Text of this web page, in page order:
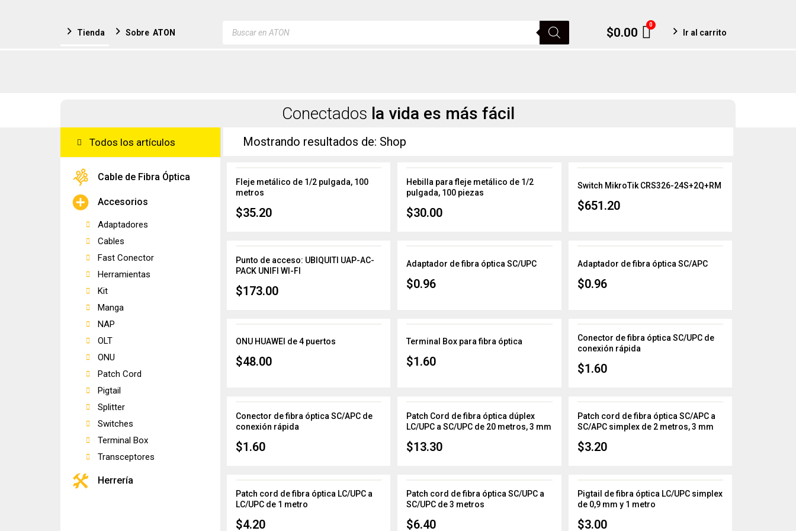
Tienda SobreATON
de
$0.00
0Cart Ir al carrito
Conectados la vida es más fácil
Todos los artículos
Cable de Fibra Óptica
Accesorios
Adaptadores
Cables
Fast Conector
Herramientas
Kit
Manga
NAP
OLT
ONU
Patch Cord
Pigtail
Splitter
Switches
Terminal Box
Transceptores
Herrería
Mostrando resultados de: Shop
Fleje metálico de 1/2 pulgada, 100
metros
$35.20
Hebilla para fleje metálico de 1/2
pulgada, 100 piezas
$30.00
Switch MikroTik CRS326-24S+2Q+RM
$651.20
Punto de acceso: UBIQUITI UAP-AC-
PACK UNIFI WI-FI
$173.00
Adaptador de fibra óptica SC/UPC
$0.96
Adaptador de fibra óptica SC/APC
$0.96
ONU HUAWEI de 4 puertos
$48.00
Terminal Box para fibra óptica
$1.60
Conector de fibra óptica SC/UPC de
conexión rápida
$1.60
Conector de fibra óptica SC/APC de
conexión rápida
$1.60
Patch Cord de fibra óptica dúplex
LC/UPC a SC/UPC de 20 metros, 3 mm
$13.30
Patch cord de fibra óptica SC/APC a
SC/APC simplex de 2 metros, 3 mm
$3.20
Patch cord de fibra óptica LC/UPC a
LC/UPC de 1 metro
$4.20
Patch cord de fibra óptica SC/UPC a
SC/UPC de 3 metros
$6.40
Pigtail de fibra óptica LC/UPC simplex
de 0,9 mm y 1 metro
$3.00